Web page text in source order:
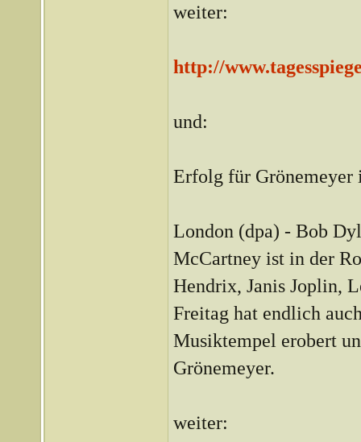
weiter:
http://
und:
Erfolg für
London (dpa) - Bob
McCartney ist in der
Hendrix, Janis Joplin,
Freitag hat endlich
Musiktempel erobert
Grönemeyer.
weiter: